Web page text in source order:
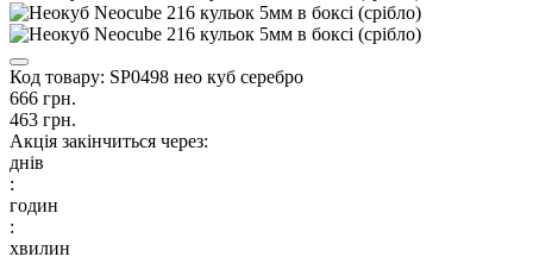
Код товару: SP0498 нео куб серебро
666 грн.
463 грн.
Акція закінчиться через:
днів
:
годин
:
хвилин